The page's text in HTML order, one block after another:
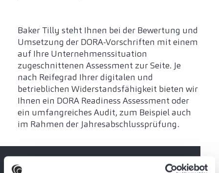
Baker Tilly steht Ihnen bei der Bewertung und
Umsetzung der DORA-Vorschriften mit einem
auf Ihre Unternehmenssituation
zugeschnittenen Assessment zur Seite. Je
nach Reifegrad Ihrer digitalen und
betrieblichen Widerstandsfähigkeit bieten wir
Ihnen ein DORA Readiness Assessment oder
ein umfangreiches Audit, zum Beispiel auch
im Rahmen der Jahresabschlussprüfung.
Bleiben Sie informiert